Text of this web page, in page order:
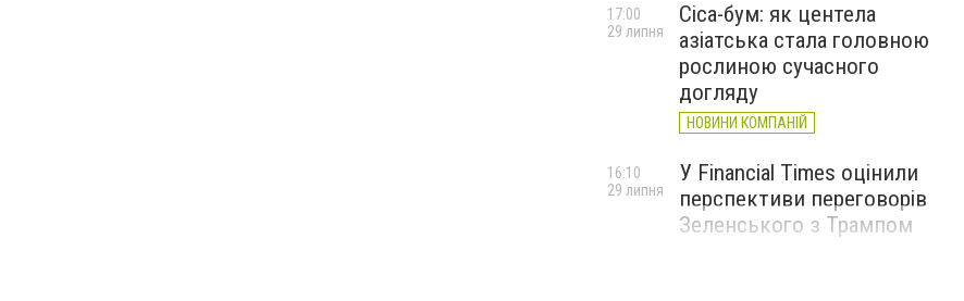
Cica-бум: як центела
азіатська стала головною
рослиною сучасного
догляду
НОВИНИ КОМПАНІЙ
17:00
29 липня
У Financial Times оцінили
перспективи переговорів
Зеленського з Трампом
16:10
29 липня